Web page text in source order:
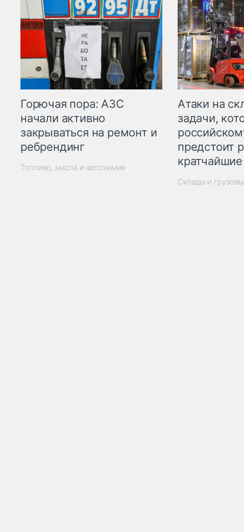
Горючая пора: АЗС
начали активно
закрываться на ремонт и
ребрендинг
Топливо, масла и автохимия
Атаки на
задачи,
предстоит
Склады и